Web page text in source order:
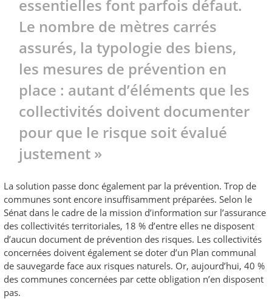
essentielles font parfois défaut.
Le nombre de mètres carrés
assurés, la typologie des biens,
les mesures de prévention en
place : autant d’éléments que les
collectivités doivent documenter
pour que le risque soit évalué
justement »
La solution passe donc également par la prévention. Trop de
communes sont encore insuffisamment préparées. Selon le
Sénat dans le cadre de la mission d’information sur l’assurance
des collectivités territoriales, 18 % d’entre elles ne disposent
d’aucun document de prévention des risques. Les collectivités
concernées doivent également se doter d’un Plan communal
de sauvegarde face aux risques naturels. Or, aujourd’hui, 40 %
des communes concernées par cette obligation n’en disposent
pas.